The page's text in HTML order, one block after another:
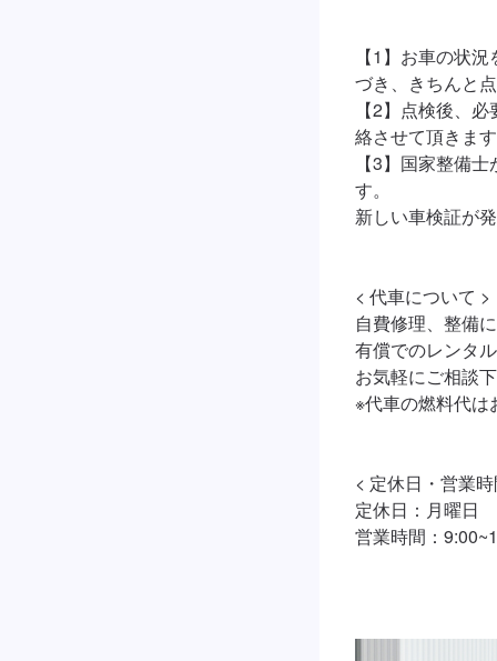
【1】お車の状
づき、きちんと
【2】点検後、
絡させて頂きま
【3】国家整備
す。
新しい車検証が
< 代車について >
自費修理、整備
有償でのレンタ
お気軽にご相談
※代車の燃料代は
< 定休日・営業
定休日：月曜日
営業時間：